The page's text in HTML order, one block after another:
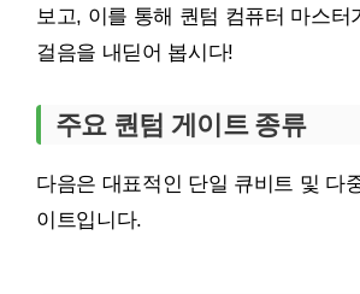
보고, 이를 통해 퀀텀 컴퓨터 마스터
걸음을 내딛어 봅시다!
주요 퀀텀 게이트 종류
다음은 대표적인 단일 큐비트 및 다
이트입니다.